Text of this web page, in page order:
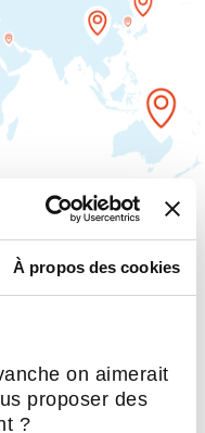
À propos des cookies
on aimerait
proposer des
?